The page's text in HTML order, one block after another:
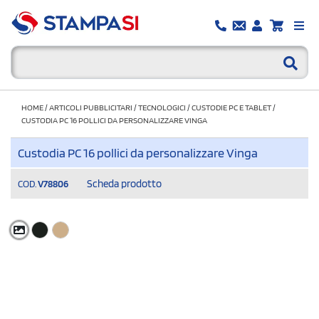
HOME/ARTICOLI PUBBLICITARI /TECNOLOGICI /CUSTODIE PC E TABLET/
CUSTODIA PC 16 POLLICI DA PERSONALIZZARE VINGA
Custodia PC 16 pollici da personalizzare Vinga
COD. V78806 Scheda prodotto